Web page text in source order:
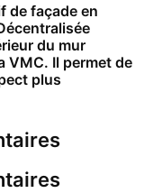
de façade en
du mur
VMC. Il permet de
plus